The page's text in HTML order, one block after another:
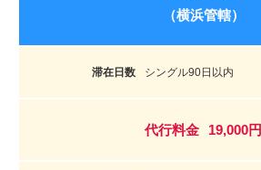
（横浜管轄）
シングル90日以内
19,000円